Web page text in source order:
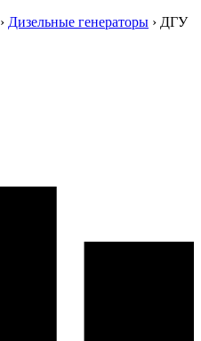
› Дизельные генераторы › ДГУ